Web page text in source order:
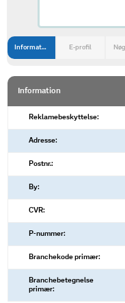
Information E-profil
Information
Reklamebeskyttelse:
Adresse:
Postnr.:
By:
CVR:
P-nummer:
Branchekode primær:
Branchebetegnelse
primær: